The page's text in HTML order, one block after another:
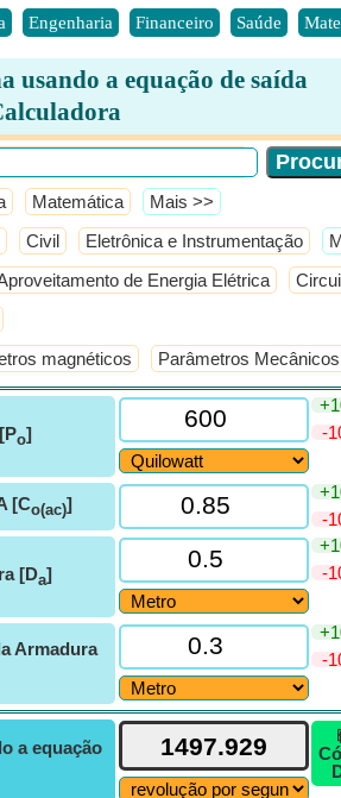
Engenharia Financeiro Saúde
usando a equação de saída
Matemática ​Mais >>
Civil Eletrônica e Instrumentação
de Energia Elétrica
magnéticos Parâmetros Mecânicos
o]
-
[Co(ac)]
-
[Da]
-
Armadura
-
a equação